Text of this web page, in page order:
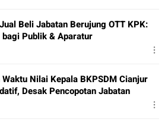
Beli Jabatan Berujung OTT KPK:
Publik & Aparatur
Nilai Kepala BKPSDM Cianjur
Desak Pencopotan Jabatan